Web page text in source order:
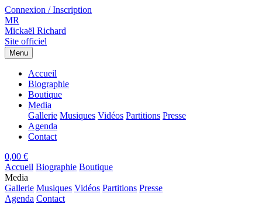
Connexion / Inscription
MR
Mickaël Richard
Site officiel
Menu
Accueil
Biographie
Boutique
Media
Gallerie Musiques Vidéos Partitions Presse
Agenda
Contact
0,00 €
Accueil Biographie Boutique
Media
Gallerie Musiques Vidéos Partitions Presse
Agenda Contact